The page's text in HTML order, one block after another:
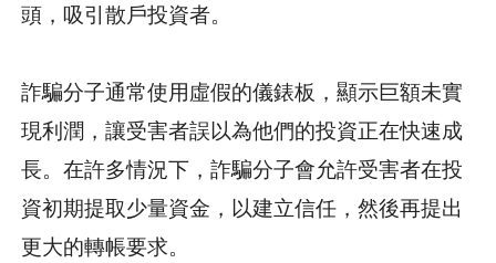
頭，吸引散戶投資者。
詐騙分子通常使用虛假的儀錶板，顯示巨額未實
現利潤，讓受害者誤以為他們的投資正在快速成
長。在許多情況下，詐騙分子會允許受害者在投
資初期提取少量資金，以建立信任，然後再提出
更大的轉帳要求。